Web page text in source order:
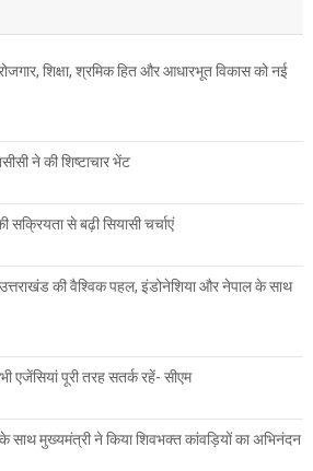
शिक्षा, श्रमिक हित और आधारभूत विकास को नई
ने की शिष्टाचार भेंट
से बढ़ी सियासी चर्चाएं
की वैश्विक पहल, इंडोनेशिया और नेपाल के साथ
पूरी तरह सतर्क रहें- सीएम
के साथ मुख्यमंत्री ने किया शिवभक्त कांवड़ियों का अभिनंदन